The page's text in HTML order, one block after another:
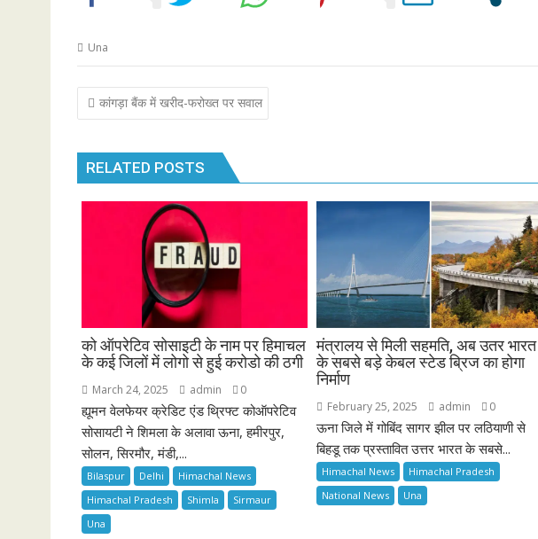
Una
Post
navigation
कांगड़ा बैंक में खरीद-फरोख्त पर सवाल
RELATED POSTS
को ऑपरेटिव सोसाइटी के नाम पर हिमाचल
के कई जिलों में लोगो से हुई करोडो की ठगी
March 24, 2025 admin 0
ह्यूमन वेलफेयर क्रेडिट एंड थ्रिफ्ट कोऑपरेटिव
सोसायटी ने शिमला के अलावा ऊना, हमीरपुर,
सोलन, सिरमौर, मंडी,...
Bilaspur Delhi
Himachal News
Himachal Pradesh
Shimla
Sirmaur
Una
मंत्रालय से मिली सहमति, अब उतर भारत
के सबसे बड़े केबल स्टेड ब्रिज का होगा
निर्माण
February 25, 2025 admin 0
ऊना जिले में गोबिंद सागर झील पर लठियाणी से
बिहडू तक प्रस्तावित उत्तर भारत के सबसे...
Himachal News
Himachal Pradesh
National News
Una